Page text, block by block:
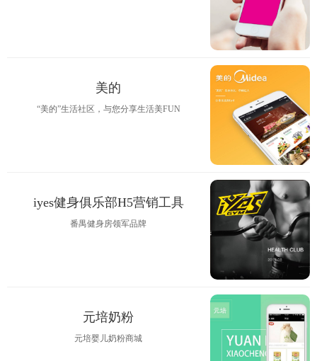
美的
“美的”生活社区，与您分享生活美FUN
iyes健身俱乐部H5营销工具
番禺健身房领军品牌
元培奶粉
元培婴儿奶粉商城